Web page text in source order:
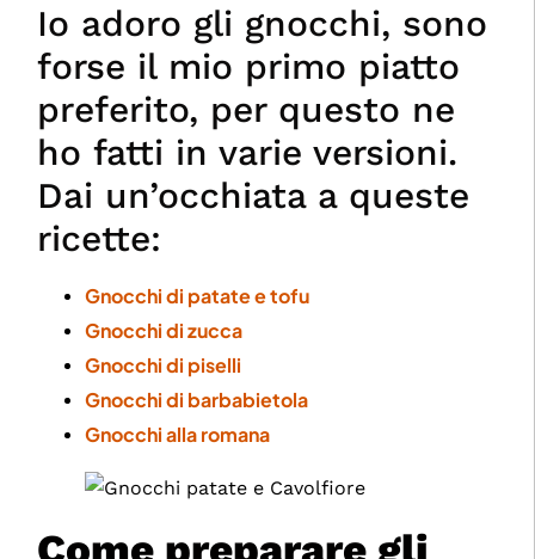
Io adoro gli gnocchi, sono
forse il mio primo piatto
preferito, per questo ne
ho fatti in varie versioni.
Dai un’occhiata a queste
ricette:
Gnocchi di patate e tofu
Gnocchi di zucca
Gnocchi di piselli
Gnocchi di barbabietola
Gnocchi alla romana
Come preparare gli